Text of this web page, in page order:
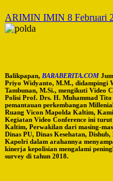
ARIMIN IMIN 8 Februari
Balikpapan, BARABERITA.COM
Priyo Widyanto, M.M., didampingi
Tambunan, M.Si., mengikuti Video
Polisi Prof. Drs. H. Muhammad
pemantauan perkembangan
Ruang Vicon Mapolda Kaltim,
Kegiatan Video Conference ini
Kaltim, Perwakilan dari masing-
Dinas PU, Dinas Kesehatan,
Kapolri dalam arahannya
kinerja kepolisian mengalami
survey di tahun 2018.